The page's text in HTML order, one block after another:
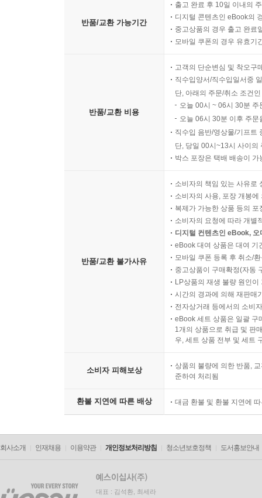
반품/교환 가능기간
출고 완료 후 10일 이내의
디지털 콘텐츠인 eBook의
중고상품의 경우 출고 완료
모바일 쿠폰의 경우 유효기
반품/교환 비용
고객의 단순변심 및 착오구
직수입양서/직수입일서중
단, 아래의 주문/취소 조건
오늘 00시 ~ 06시 30분
오늘 06시 30분 이후 주
직수입 음반/영상물/기프트
단, 당일 00시~13시 사이의
박스 포장은 택배 배송이
반품/교환 불가사유
소비자의 책임 있는 사유로
소비자의 사용, 포장 개봉
복제가 가능한 상품 등의
소비자의 요청에 따라 개별
디지털 컨텐츠인 eBook,
eBook 대여 상품은 대여 기
모바일 쿠폰 등록 후 취소/
중고상품이 구매확정(자동
LP상품의 재생 불량 원인
시간의 경과에 의해 재판매
전자상거래 등에서의 소비
eBook 세트 상품은 일괄 구
1개의 상품으로 취급 및 판
우, 세트 상품 전부 및 세트
소비자 피해보상
상품의 불량에 의한 반품,
준하여 처리됨
환불 지연에 따른 배상 대금 환불 및 환불 지연에
회사소개 인재채용 이용약관 개인정보처리방침 청소년보호정책 도서홍보안내
대표 : 김석환, 최세라